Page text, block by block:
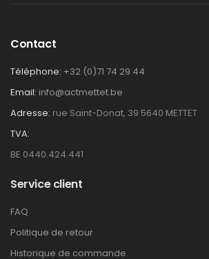
Contact
Téléphone: +32 (0)71 74 29 44
Email: info@actmettet.be
Adresse: rue Saint-Donat, 39 5640 METTET
TVA:
BE 0440.424.441
Service client
FAQ
Politique de retour
Historique de commande